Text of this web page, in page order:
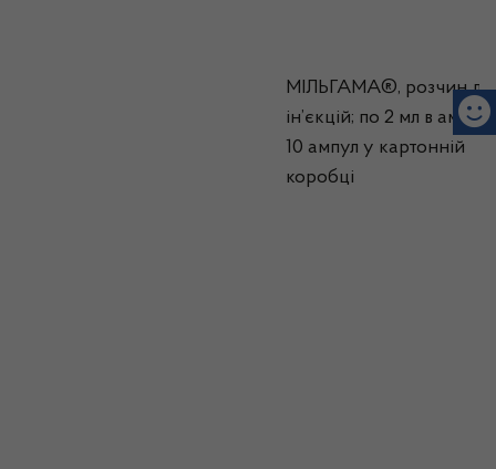
МІЛЬГАМА®, розчин
ін’єкцій; по 2 мл в
10 ампул у картонній
коробці